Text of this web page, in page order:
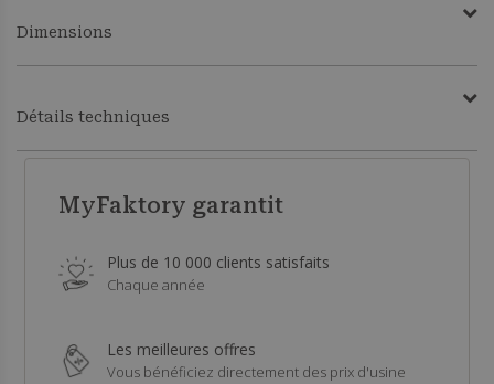
Dimensions
Détails techniques
MyFaktory garantit
Plus de 10 000 clients satisfaits
Chaque année
Les meilleures offres
Vous bénéficiez directement des prix d'usine